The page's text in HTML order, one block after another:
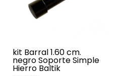
kit Barral 1.60 cm.
negro Soporte Simple
Hierro Baltik